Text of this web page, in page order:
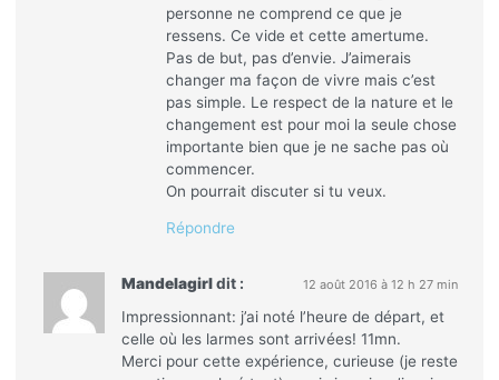
personne ne comprend ce que je
ressens. Ce vide et cette amertume.
Pas de but, pas d’envie. J’aimerais
changer ma façon de vivre mais c’est
pas simple. Le respect de la nature et le
changement est pour moi la seule chose
importante bien que je ne sache pas où
commencer.
On pourrait discuter si tu veux.
Répondre
Mandelagirl dit : 12 août 2016 à 12 h 27 min
Impressionnant: j’ai noté l’heure de départ, et
celle où les larmes sont arrivées! 11mn.
Merci pour cette expérience, curieuse (je reste